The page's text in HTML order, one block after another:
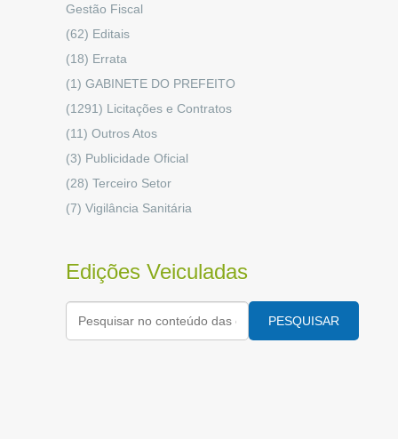
Gestão Fiscal
(62) Editais
(18) Errata
(1) GABINETE DO PREFEITO
(1291) Licitações e Contratos
(11) Outros Atos
(3) Publicidade Oficial
(28) Terceiro Setor
(7) Vigilância Sanitária
Edições Veiculadas
PESQUISAR